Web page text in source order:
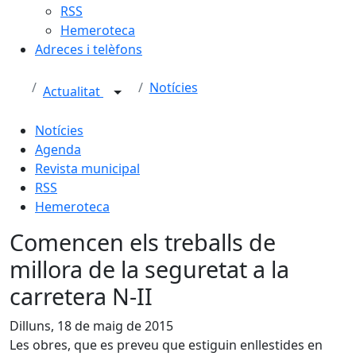
RSS
Hemeroteca
Adreces i telèfons
Actualitat Notícies
Notícies
Agenda
Revista municipal
RSS
Hemeroteca
Comencen els treballs de
millora de la seguretat a la
carretera N-II
Dilluns, 18 de maig de 2015
Les obres, que es preveu que estiguin enllestides en